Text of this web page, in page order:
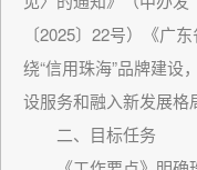
〔2025〕22号）《广
绕“信用珠海”品牌建
设服务和融入新发展格
二、目标任务